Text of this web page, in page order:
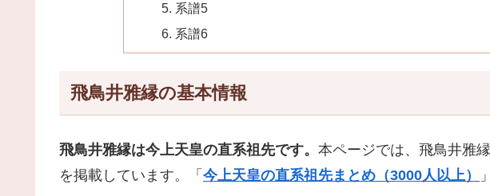
系譜5
系譜6
飛鳥井雅縁の基本情報
飛鳥井雅縁は今上天皇の直系祖先です。 本ページでは、飛鳥井雅
を掲載しています。「 今上天皇の直系祖先まとめ（3000人以上）